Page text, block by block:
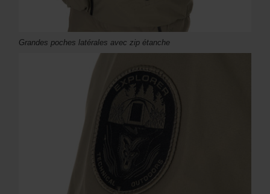
Grandes poches latérales avec zip étanche